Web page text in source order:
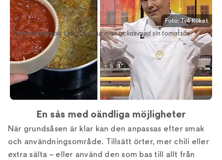
Tommy Myllymäki tipsar om hur man lyckas med sin tomatsås.
Foto: Tv4 Köket
En sås med oändliga möjligheter
När grundsåsen är klar kan den anpassas efter smak
och användningsområde. Tillsätt örter, mer chili eller
extra sälta – eller använd den som bas till allt från